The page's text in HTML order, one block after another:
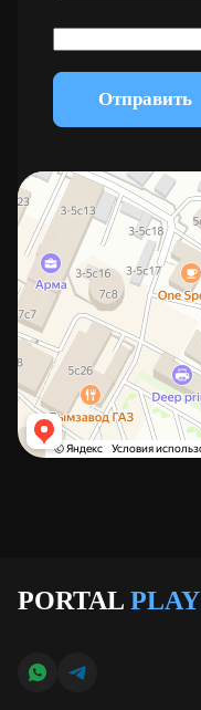
Отправить
PORTAL PLAY